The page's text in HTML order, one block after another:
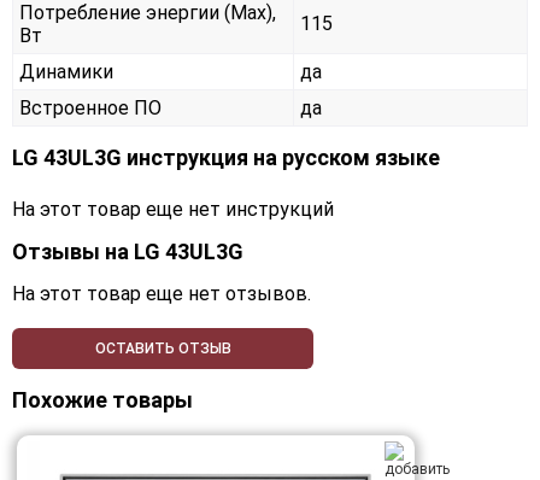
Потребление энергии (Max),
Вт
115
Динамики
да
Встроенное ПО
да
LG 43UL3G инструкция на русском языке
На этот товар еще нет инструкций
Отзывы на LG 43UL3G
На этот товар еще нет отзывов.
ОСТАВИТЬ ОТЗЫВ
Похожие товары